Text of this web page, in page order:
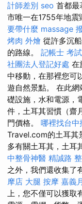
計師差別 seo 首都最
市唯一在1755年地震
要帶什麼 massage
烤肉 外燴 從許多沉
的路線。 記帳士 考
社團法人登記好處 在
中移動，在那裡您可
遊自然景點。 在此
礎設施，水和電源，
件，土耳其習慣（齋
門價格。 哪裡找台中
Travel.com的土耳其
多有關土耳其，土耳
中整骨神醫 精誠路
之外，我們還收集了
摩店 大腿 按摩 嘉義
上，您不僅可以獲取